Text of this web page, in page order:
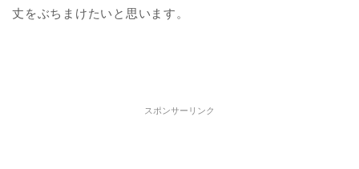
丈をぶちまけたいと思います。
スポンサーリンク